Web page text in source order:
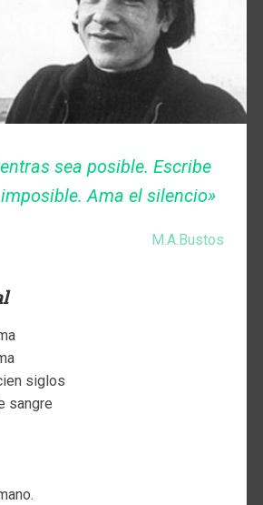
sea posible. Escribe
Ama el silencio»
M.A.Bustos
siglos
sangre